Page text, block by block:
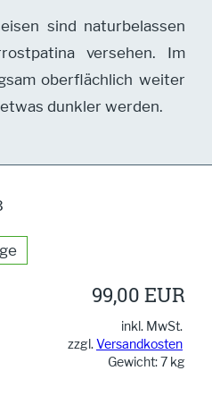
sind naturbelassen
versehen. Im
oberflächlich weiter
dunkler werden.
99,00 EUR
inkl. MwSt.
zzgl.Versandkosten
Gewicht: 7 kg